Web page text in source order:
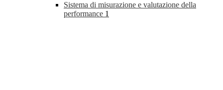
Sistema di misurazione e valutazione della
performance 1